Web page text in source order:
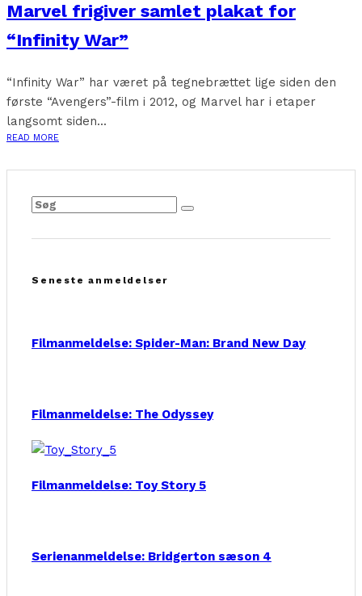
Marvel frigiver samlet plakat for
“Infinity War”
“Infinity War” har været på tegnebrættet lige siden den
første “Avengers”-film i 2012, og Marvel har i etaper
langsomt siden...
READ MORE
Seneste anmeldelser
Filmanmeldelse: Spider-Man: Brand New Day
Filmanmeldelse: The Odyssey
Filmanmeldelse: Toy Story 5
Serienanmeldelse: Bridgerton sæson 4